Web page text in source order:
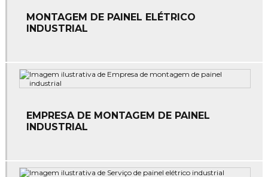
Empresa de spda
Empresas de manutenção elétrica
Instalação de alarme de incêndio
MONTAGEM DE PAINEL ELÉTRICO
INDUSTRIAL
EMPRESA DE MONTAGEM DE PAINEL
INDUSTRIAL